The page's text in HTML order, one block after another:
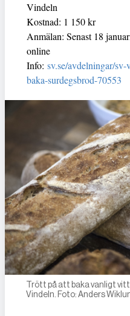
Vindeln
Kostnad: 1 150 kr
Anmälan: Senast 18
online
Info: sv.se/avdelningar/
baka-surdegsbrod-70553
Trött på att baka vanligt vitt
Vindeln. Foto: Anders